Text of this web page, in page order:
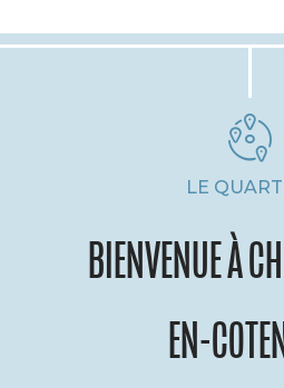
LE
BIENVENUE À
EN-